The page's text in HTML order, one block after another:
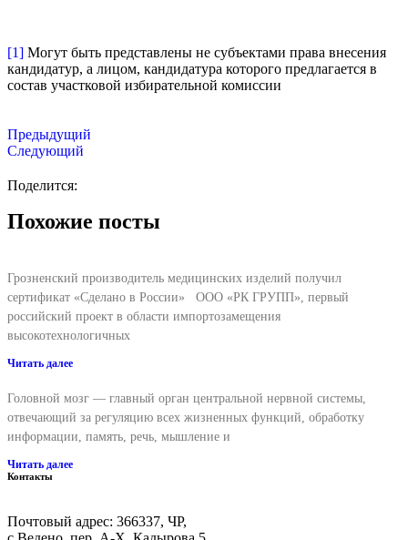
[1] Могут быть представлены не субъектами права внесения
кандидатур, а лицом, кандидатура которого предлагается в
состав участковой избирательной комиссии
Предыдущий
Следующий
Поделится:
Похожие посты
Грозненский производитель медицинских изделий получил
сертификат «Сделано в России» ООО «РК ГРУПП», первый
российский проект в области импортозамещения
высокотехнологичных
Читать далее
Головной мозг — главный орган центральной нервной системы,
отвечающий за регуляцию всех жизненных функций, обработку
информации, память, речь, мышление и
Читать далее
Контакты
Почтовый адрес: 366337, ЧР,